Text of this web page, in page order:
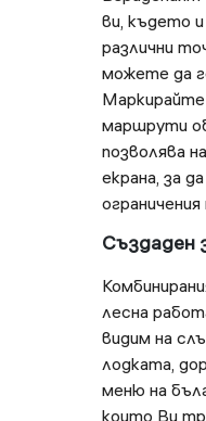
ви, където
различни
можете да
Маркирайте
маршрути
позволява
екрана, за
Създаден
лесна
видим на
лодката,
меню на
които Ви